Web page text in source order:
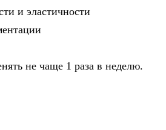
и эластичности
не чаще 1 раза в неделю.